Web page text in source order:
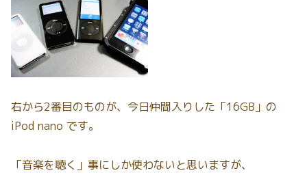
右から2番目のものが、今日仲間入りした「16GB」の
iPod nano です。
「音楽を聴く」事にしか使わないと思いますが、